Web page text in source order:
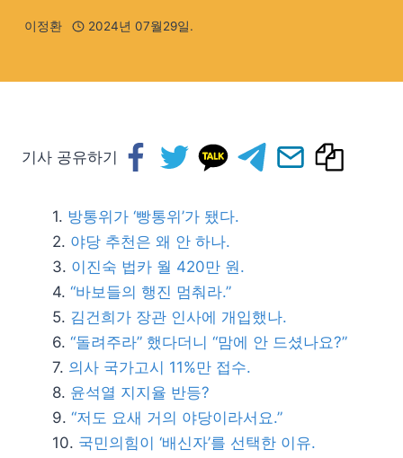
이정환 2024년 07월29일.
기사 공유하기
방통위가 ‘빵통위’가 됐다.
야당 추천은 왜 안 하나.
이진숙 법카 월 420만 원.
“바보들의 행진 멈춰라.”
김건희가 장관 인사에 개입했나.
“돌려주라” 했다더니 “맘에 안 드셨나요?”
의사 국가고시 11%만 접수.
윤석열 지지율 반등?
“저도 요새 거의 야당이라서요.”
국민의힘이 ‘배신자’를 선택한 이유.